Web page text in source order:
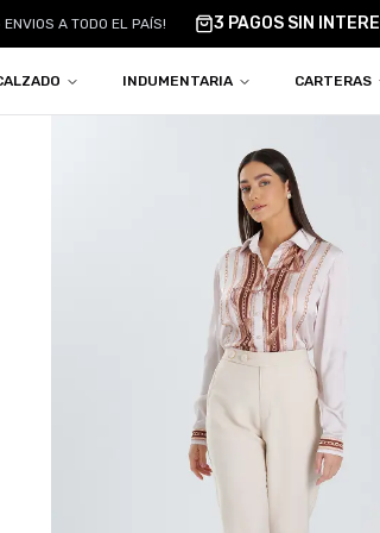
A TODO EL PAÍS! 3 PAGOS SIN INTERES
INDUMENTARIA CARTERAS